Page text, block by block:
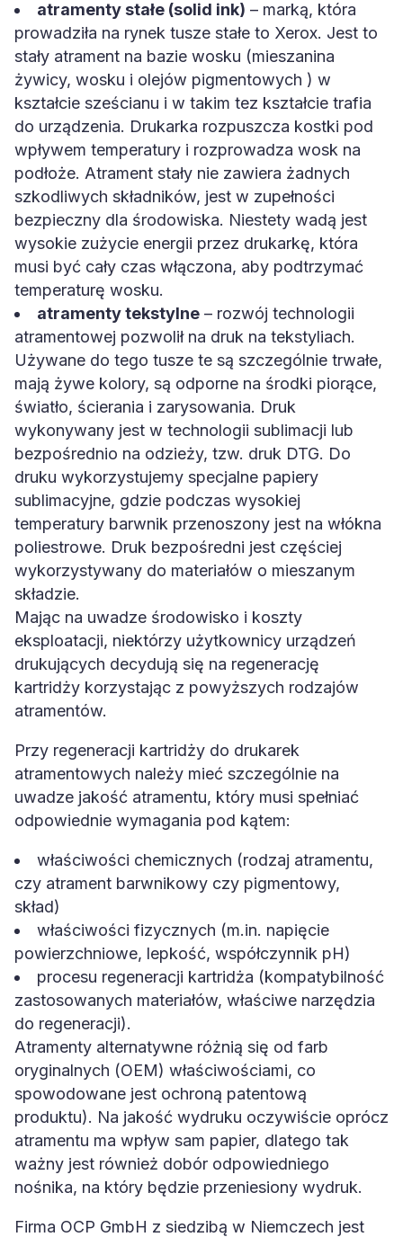
atramenty stałe (solid ink) – marką, która
prowadziła na rynek tusze stałe to Xerox. Jest to
stały atrament na bazie wosku (mieszanina
żywicy, wosku i olejów pigmentowych ) w
kształcie sześcianu i w takim tez kształcie trafia
do urządzenia. Drukarka rozpuszcza kostki pod
wpływem temperatury i rozprowadza wosk na
podłoże. Atrament stały nie zawiera żadnych
szkodliwych składników, jest w zupełności
bezpieczny dla środowiska. Niestety wadą jest
wysokie zużycie energii przez drukarkę, która
musi być cały czas włączona, aby podtrzymać
temperaturę wosku.
atramenty tekstylne – rozwój technologii
atramentowej pozwolił na druk na tekstyliach.
Używane do tego tusze te są szczególnie trwałe,
mają żywe kolory, są odporne na środki piorące,
światło, ścierania i zarysowania. Druk
wykonywany jest w technologii sublimacji lub
bezpośrednio na odzieży, tzw. druk DTG. Do
druku wykorzystujemy specjalne papiery
sublimacyjne, gdzie podczas wysokiej
temperatury barwnik przenoszony jest na włókna
poliestrowe. Druk bezpośredni jest częściej
wykorzystywany do materiałów o mieszanym
składzie.
Mając na uwadze środowisko i koszty
eksploatacji, niektórzy użytkownicy urządzeń
drukujących decydują się na regenerację
kartridży korzystając z powyższych rodzajów
atramentów.
Przy regeneracji kartridży do drukarek
atramentowych należy mieć szczególnie na
uwadze jakość atramentu, który musi spełniać
odpowiednie wymagania pod kątem:
właściwości chemicznych (rodzaj atramentu,
czy atrament barwnikowy czy pigmentowy,
skład)
właściwości fizycznych (m.in. napięcie
powierzchniowe, lepkość, współczynnik pH)
procesu regeneracji kartridża (kompatybilność
zastosowanych materiałów, właściwe narzędzia
do regeneracji).
Atramenty alternatywne różnią się od farb
oryginalnych (OEM) właściwościami, co
spowodowane jest ochroną patentową
produktu). Na jakość wydruku oczywiście oprócz
atramentu ma wpływ sam papier, dlatego tak
ważny jest również dobór odpowiedniego
nośnika, na który będzie przeniesiony wydruk.
Firma OCP GmbH z siedzibą w Niemczech jest